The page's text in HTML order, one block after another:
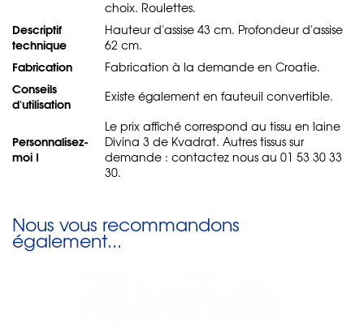
choix. Roulettes.
Descriptif
technique
Hauteur d'assise 43 cm. Profondeur d'assise
62 cm.
Fabrication Fabrication à la demande en Croatie.
Conseils
d'utilisation
Existe également en fauteuil convertible.
Personnalisez-
moi !
Le prix affiché correspond au tissu en laine
Divina 3 de Kvadrat. Autres tissus sur
demande : contactez nous au 01 53 30 33
30.
Nous vous recommandons
également...